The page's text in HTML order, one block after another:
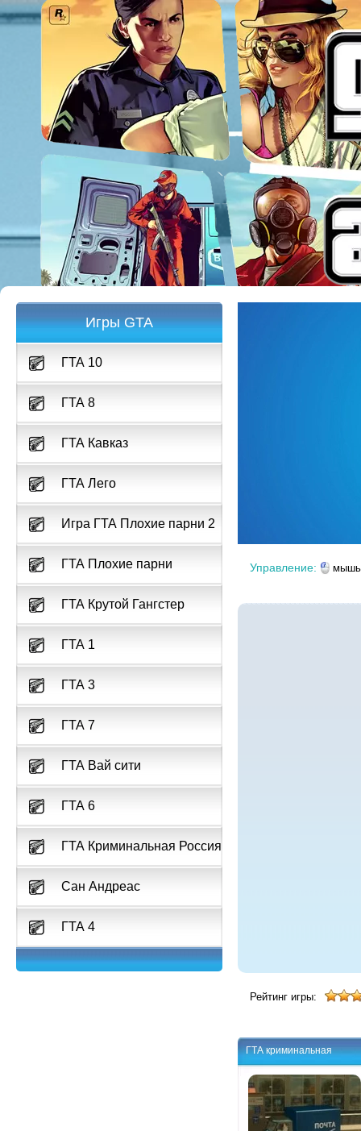
Игры GTA
ГТА 10
ГТА 8
ГТА Кавказ
ГТА Лего
Игра ГТА Плохие парни 2
ГТА Плохие парни
ГТА Крутой Гангстер
ГТА 1
ГТА 3
ГТА 7
ГТА Вай сити
ГТА 6
ГТА Криминальная Россия
Сан Андреас
ГТА 4
Управление:
Рейтинг игры:
ГТА криминальная
Россия бета 2